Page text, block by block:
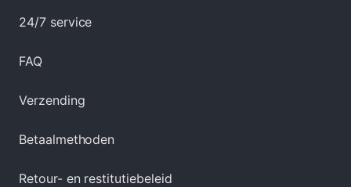
24/7 service
FAQ
Verzending
Betaalmethoden
Retour- en restitutiebeleid